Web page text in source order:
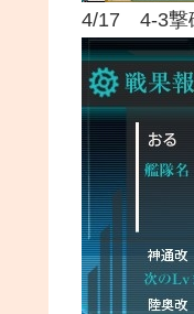
4/17 4-3撃